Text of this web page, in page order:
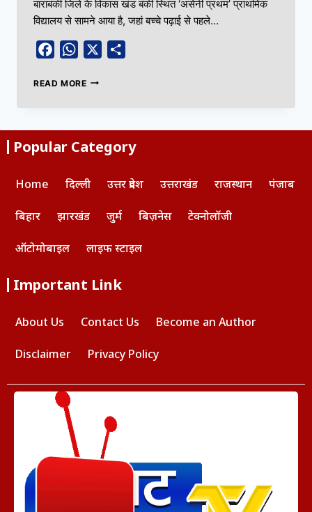
बाराबंकी जिले के विकास खंड बंकी स्थित ‘असेनी प्रथम’ प्राथमिक
विद्यालय से सामने आया है, जहां बच्चे पढ़ाई से पहले…
FacebookWhatsApp
READ MORE
Popular Category
Home दिल्ली उत्तर प्रदेश उत्तराखंड राजस्थान पंजाब
बिहार झारखंड जुर्म बिज़नेस टेक्नोलॉजी
ऑटोमोबाइल लाइफ स्टाइल
Important Link
About Us Contact Us Become an Author
Disclaimer Privacy Policy